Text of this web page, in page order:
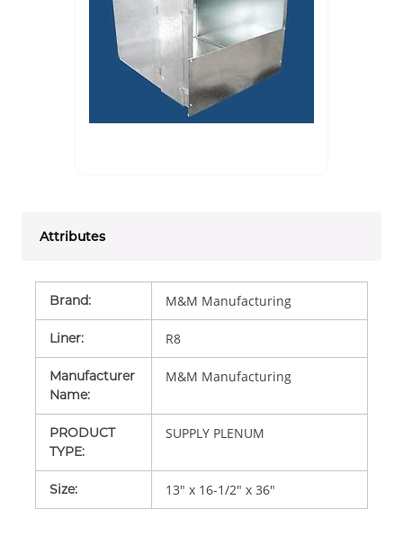
Attributes
Brand: M&M Manufacturing
Liner: R8
Manufacturer
Name:
M&M Manufacturing
PRODUCT
TYPE:
SUPPLY PLENUM
Size: 13" x 16-1/2" x 36"